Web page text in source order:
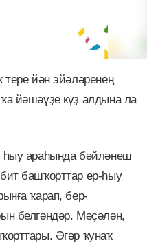
йән эйәләренең
йәшәүҙе күҙ алдына ла
һыу араһында бәйләнеш
башҡорттар ер-һыу
ҡарап, бер-
белгәндәр. Мәҫәлән,
Әгәр ҡунаҡ